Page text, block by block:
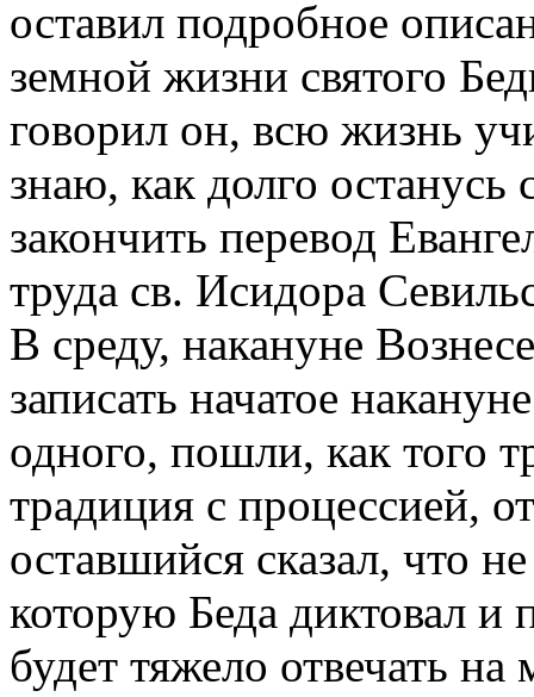
оставил подробное
земной жизни святого
говорил он, всю жизнь
знаю, как долго
закончить перевод
труда св. Исидора
В среду, накануне
записать начатое
одного, пошли, как того
традиция с процессией,
оставшийся сказал, что
которую Беда диктовал и
будет тяжело отвечать